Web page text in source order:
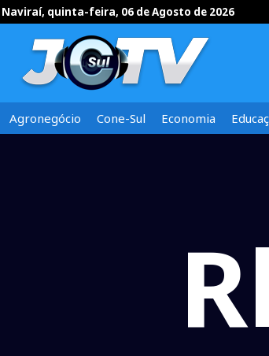
Naviraí, quinta-feira, 06 de Agosto de 2026
Agronegócio Cone-Sul Economia